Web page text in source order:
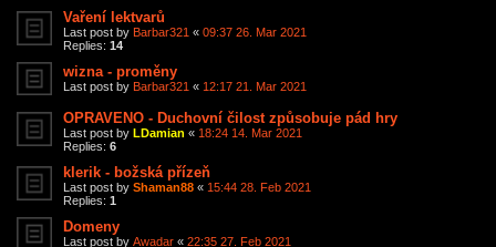
Vaření lektvarů
Last post by Barbar321 « 09:37 26. Mar 2021
Replies: 14
wizna - proměny
Last post by Barbar321 « 12:17 21. Mar 2021
OPRAVENO - Duchovní čilost způsobuje pád hry
Last post by LDamian « 18:24 14. Mar 2021
Replies: 6
klerik - božská přízeň
Last post by Shaman88 « 15:44 28. Feb 2021
Replies: 1
Domeny
Last post by Awadar « 22:35 27. Feb 2021